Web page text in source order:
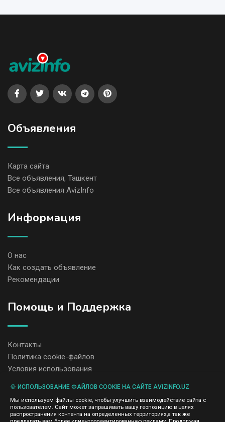
Объявления
Карта сайта
Все объявления, Ташкент
Все объявления AvizInfo
Информация
О нас
Как создать объявление
Рекомендации
Помощь и Поддержка
Контакты
Политика cookie-файлов
Условия использования
содержание размещенных объявлений.
Мы ценим конфиденциальность наших пользователей. Мы не
передаем и не продаем личную информацию зарегистрированных
🍪 ИСПОЛЬЗОВАНИЕ ФАЙЛОВ COOKIE НА САЙТЕ AVIZINFO.UZ
Мы используем файлы cookie, чтобы улучшить взаимодействие сайта с
пользователем. Сайт может запрашивать вашу геопозицию в целях
распространения контента на определенных территориях,а так же